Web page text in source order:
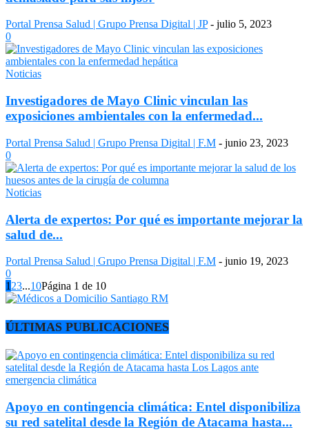
Portal Prensa Salud | Grupo Prensa Digital | JP - julio 5, 2023
0
Noticias
Investigadores de Mayo Clinic vinculan las
exposiciones ambientales con la enfermedad...
Portal Prensa Salud | Grupo Prensa Digital | F.M - junio 23, 2023
0
Noticias
Alerta de expertos: Por qué es importante mejorar la
salud de...
Portal Prensa Salud | Grupo Prensa Digital | F.M - junio 19, 2023
0
1 23...10Página 1 de 10
ÚLTIMAS PUBLICACIONES
Apoyo en contingencia climática: Entel disponibiliza
su red satelital desde la Región de Atacama hasta...